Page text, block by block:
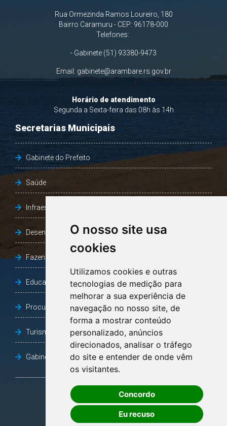
O nosso site usa
cookies
Utilizamos cookies e outras
tecnologias de medição para
melhorar a sua experiência de
navegação no nosso site, de
forma a mostrar conteúdo
personalizado, anúncios
direcionados, analisar o tráfego
do site e entender de onde vêm
os visitantes.
Concordo
Eu recuso
Rua Ormezinda Ramos Loureiro, 180
Bairro Caramuru - CEP: 96178-000
Telefones:
- Gabinete (51) 93380-9473
Email: gabinete@arambare.rs.gov.br
Horário de atendimento
Segunda a Sexta-feira das 08h às 14h
Secretarias Municipais
Gabinete do Prefeito
Saúde
Infraestrutura, Agricultura e Meio Ambiente
Desenvolvimento Social
Fazenda e Desenvolvimento Econômico
Educação
Procuradoria Geral do Município
Turismo, Desporto e Cultura
Gabinete Vice-Prefeito
OUVIDORIA